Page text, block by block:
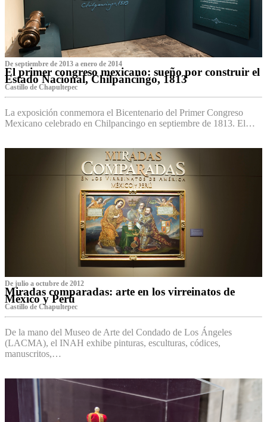
De septiembre de 2013 a enero de 2014
El primer congreso mexicano: sueño por construir el
Estado Nacional, Chilpancingo, 1813
Castillo de Chapultepec
La exposición conmemora el Bicentenario del Primer Congreso
Mexicano celebrado en Chilpancingo en septiembre de 1813. El…
De julio a octubre de 2012
Miradas comparadas: arte en los virreinatos de
México y Perú
Castillo de Chapultepec
De la mano del Museo de Arte del Condado de Los Ángeles
(LACMA), el INAH exhibe pinturas, esculturas, códices,
manuscritos,…